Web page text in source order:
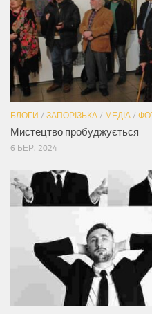
БЛОГИ / ЗАПОРІЗЬКА / МЕДІА /
Мистецтво пробуджується
6 БЕР, 2024